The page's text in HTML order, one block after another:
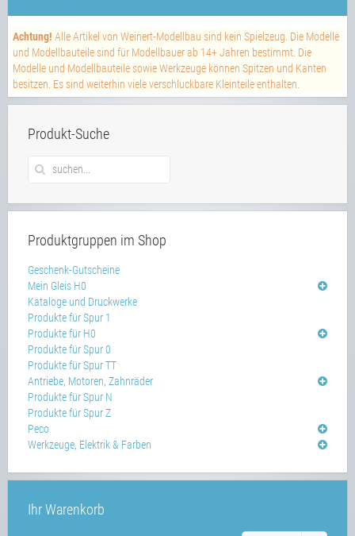
Achtung! Alle Artikel von Weinert-Modellbau sind kein Spielzeug. Die Modelle
und Modellbauteile sind für Modellbauer ab 14+ Jahren bestimmt. Die
Modelle und Modellbauteile sowie Werkzeuge können Spitzen und Kanten
besitzen. Es sind weiterhin viele verschluckbare Kleinteile enthalten.
Produkt-Suche
Produktgruppen im Shop
Geschenk-Gutscheine
Mein Gleis H0
Kataloge und Druckwerke
Produkte für Spur 1
Produkte für H0
Produkte für Spur 0
Produkte für Spur TT
Antriebe, Motoren, Zahnräder
Produkte für Spur N
Produkte für Spur Z
Peco
Werkzeuge, Elektrik & Farben
Ihr Warenkorb